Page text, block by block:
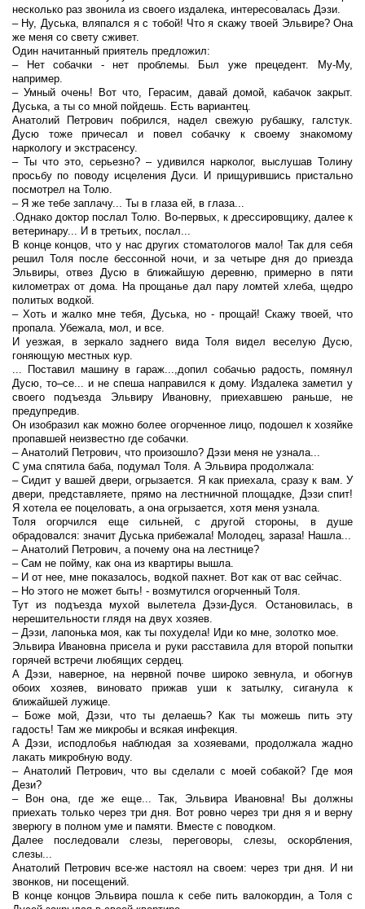
несколько раз звонила из своего издалека, интересовалась Дэзи.
– Ну, Дуська, вляпался я с тобой! Что я скажу твоей Эльвире? Она
же меня со свету сживет.
Один начитанный приятель предложил:
– Нет собачки - нет проблемы. Был уже прецедент. Му-Му,
например.
– Умный очень! Вот что, Герасим, давай домой, кабачок закрыт.
Дуська, а ты со мной пойдешь. Есть вариантец.
Анатолий Петрович побрился, надел свежую рубашку, галстук.
Дусю тоже причесал и повел собачку к своему знакомому
наркологу и экстрасенсу.
– Ты что это, серьезно? – удивился нарколог, выслушав Толину
просьбу по поводу исцеления Дуси. И прищурившись пристально
посмотрел на Толю.
– Я же тебе заплачу... Ты в глаза ей, в глаза...
.Однако доктор послал Толю. Во-первых, к дрессировщику, далее к
ветеринару... И в третьих, послал...
В конце концов, что у нас других стоматологов мало! Так для себя
решил Толя после бессонной ночи, и за четыре дня до приезда
Эльвиры, отвез Дусю в ближайшую деревню, примерно в пяти
километрах от дома. На прощанье дал пару ломтей хлеба, щедро
политых водкой.
– Хоть и жалко мне тебя, Дуська, но - прощай! Скажу твоей, что
пропала. Убежала, мол, и все.
И уезжая, в зеркало заднего вида Толя видел веселую Дусю,
гоняющую местных кур.
... Поставил машину в гараж...,допил собачью радость, помянул
Дусю, то–се... и не спеша направился к дому. Издалека заметил у
своего подъезда Эльвиру Ивановну, приехавшею раньше, не
предупредив.
Он изобразил как можно более огорченное лицо, подошел к хозяйке
пропавшей неизвестно где собачки.
– Анатолий Петрович, что произошло? Дэзи меня не узнала...
С ума спятила баба, подумал Толя. А Эльвира продолжала:
– Сидит у вашей двери, огрызается. Я как приехала, сразу к вам. У
двери, представляете, прямо на лестничной площадке, Дэзи спит!
Я хотела ее поцеловать, а она огрызается, хотя меня узнала.
Толя огорчился еще сильней, с другой стороны, в душе
обрадовался: значит Дуська прибежала! Молодец, зараза! Нашла...
– Анатолий Петрович, а почему она на лестнице?
– Сам не пойму, как она из квартиры вышла.
– И от нее, мне показалось, водкой пахнет. Вот как от вас сейчас.
– Но этого не может быть! - возмутился огорченный Толя.
Тут из подъезда мухой вылетела Дэзи-Дуся. Остановилась, в
нерешительности глядя на двух хозяев.
– Дэзи, лапонька моя, как ты похудела! Иди ко мне, золотко мое.
Эльвира Ивановна присела и руки расставила для второй попытки
горячей встречи любящих сердец.
А Дэзи, наверное, на нервной почве широко зевнула, и обогнув
обоих хозяев, виновато прижав уши к затылку, сиганула к
ближайшей лужице.
– Боже мой, Дэзи, что ты делаешь? Как ты можешь пить эту
гадость! Там же микробы и всякая инфекция.
А Дэзи, исподлобья наблюдая за хозяевами, продолжала жадно
лакать микробную воду.
– Анатолий Петрович, что вы сделали с моей собакой? Где моя
Дези?
– Вон она, где же еще... Так, Эльвира Ивановна! Вы должны
приехать только через три дня. Вот ровно через три дня я и верну
зверюгу в полном уме и памяти. Вместе с поводком.
Далее последовали слезы, переговоры, слезы, оскорбления,
слезы...
Анатолий Петрович все-же настоял на своем: через три дня. И ни
звонков, ни посещений.
В конце концов Эльвира пошла к себе пить валокордин, а Толя с